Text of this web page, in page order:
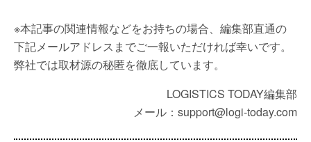
※本記事の関連情報などをお持ちの場合、編集部直通の
下記メールアドレスまでご一報いただければ幸いです。
弊社では取材源の秘匿を徹底しています。
LOGISTICS TODAY編集部
メール：support@logi-today.com